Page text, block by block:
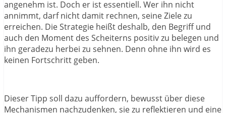
angenehm ist. Doch er ist essentiell. Wer ihn nicht
annimmt, darf nicht damit rechnen, seine Ziele zu
erreichen. Die Strategie heißt deshalb, den Begriff und
auch den Moment des Scheiterns positiv zu belegen und
ihn geradezu herbei zu sehnen. Denn ohne ihn wird es
keinen Fortschritt geben.
Dieser Tipp soll dazu auffordern, bewusst über diese
Mechanismen nachzudenken, sie zu reflektieren und eine